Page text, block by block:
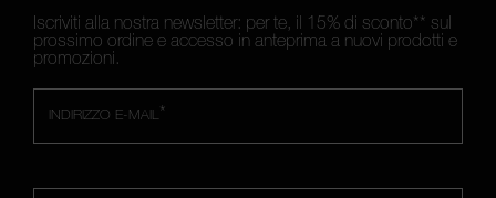
Iscriviti alla nostra newsletter: per te, il 15% di sconto** sul
prossimo ordine e accesso in anteprima a nuovi prodotti e
promozioni.
*
INDIRIZZO E-MAIL